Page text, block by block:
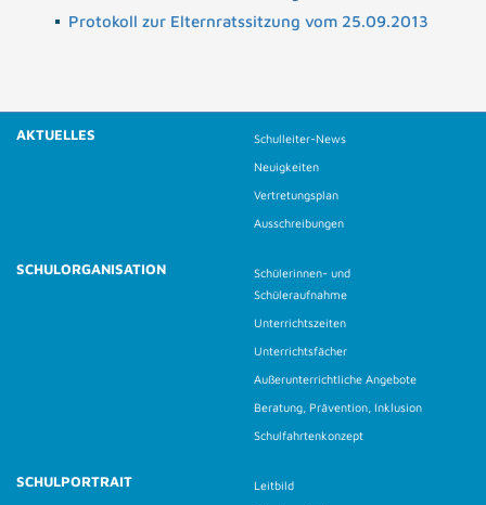
Protokoll zur Elternratssitzung vom 25.09.2013
AKTUELLES
Schulleiter-News
Neuigkeiten
Vertretungsplan
Ausschreibungen
SCHULORGANISATION
Schülerinnen- und
Schüleraufnahme
Unterrichtszeiten
Unterrichtsfächer
Außerunterrichtliche Angebote
Beratung, Prävention, Inklusion
Schulfahrtenkonzept
SCHULPORTRAIT
Leitbild